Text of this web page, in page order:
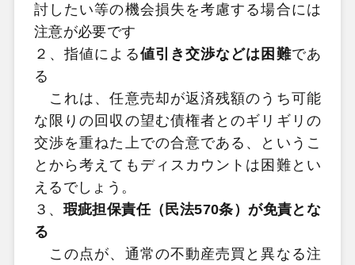
討したい等の機会損失を考慮する場合には
注意が必要です
２、指値による値引き交渉などは困難であ
る
これは、任意売却が返済残額のうち可能
な限りの回収の望む債権者とのギリギリの
交渉を重ねた上での合意である、というこ
とから考えてもディスカウントは困難とい
えるでしょう。
３、 瑕疵担保責任（民法570条）が免責とな
る
この点が、通常の不動産売買と異なる注